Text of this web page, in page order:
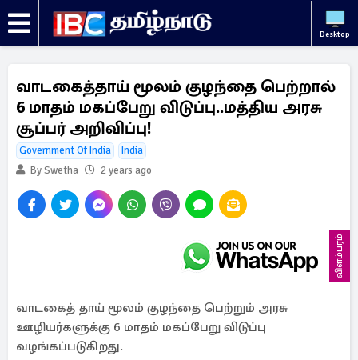
Desktop
வாடகைத்தாய் மூலம் குழந்தை பெற்றால்
6 மாதம் மகப்பேறு விடுப்பு..மத்திய அரசு
சூப்பர் அறிவிப்பு!
Government Of India
India
By Swetha
2 years ago
விளம்பரம்
வாடகைத் தாய் மூலம் குழந்தை பெற்றும் அரசு
ஊழியர்களுக்கு 6 மாதம் மகப்பேறு விடுப்பு
வழங்கப்படுகிறது.